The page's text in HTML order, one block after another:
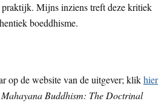
praktijk. Mijns inziens treft deze kritiek
boeddhisme.
op de website van de uitgever; klikhier
Mahayana Buddhism: The Doctrinal